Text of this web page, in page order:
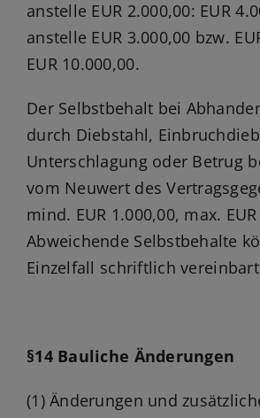
anstelle EUR 2.000,00: EUR
anstelle EUR 3.000,00 bzw.
EUR 10.000,00.
Der Selbstbehalt bei
durch Diebstahl,
Unterschlagung oder Betrug
vom Neuwert des
mind. EUR 1.000,00, max.
Abweichende Selbstbehalte
Einzelfall schriftlich
§14 Bauliche Änderungen
(1) Änderungen und